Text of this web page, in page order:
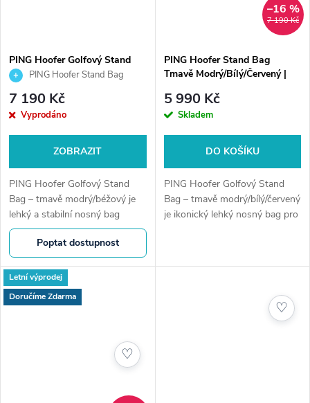
PING Hoofer Golfový Stand
Bag, Tmavě Modrý/Béžový
PING Hoofer Stand Bag
tmavě modrý/béžový | Lehký
golfový bag
7 190 Kč
Vyprodáno
ZOBRAZIT
PING Hoofer Golfový Stand
Bag – tmavě modrý/béžový je
lehký a stabilní nosný bag
navržený pro maximální pohodlí
při chůzi. Ergonomický systém
nošení, promyšlené kapsy a
ikonická...
Poptat dostupnost
7 190 Kč
–16 %
PING Hoofer Stand Bag
Tmavě Modrý/Bílý/Červený |
5 990 Kč
Skladem
DO KOŠÍKU
PING Hoofer Golfový Stand
Bag – tmavě modrý/bílý/červený
je ikonický lehký nosný bag pro
Letní výprodej
Doručíme Zdarma
♡
♡